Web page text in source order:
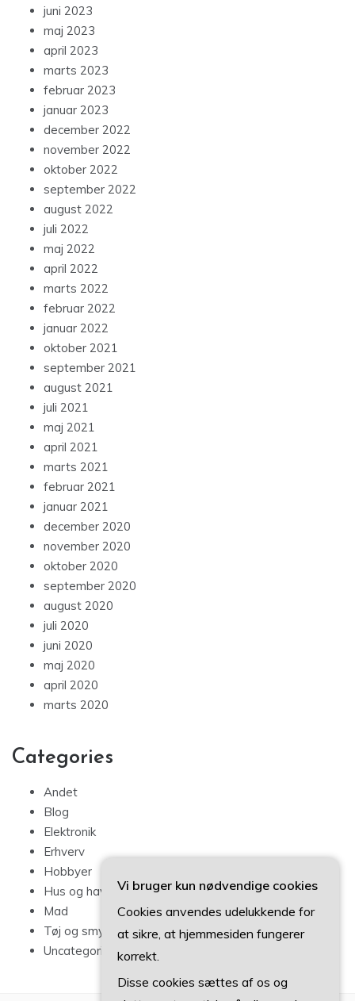
juni 2023
maj 2023
april 2023
marts 2023
februar 2023
januar 2023
december 2022
november 2022
oktober 2022
september 2022
august 2022
juli 2022
maj 2022
april 2022
marts 2022
februar 2022
januar 2022
oktober 2021
september 2021
august 2021
juli 2021
maj 2021
april 2021
marts 2021
februar 2021
januar 2021
december 2020
november 2020
oktober 2020
september 2020
august 2020
juli 2020
juni 2020
maj 2020
april 2020
marts 2020
Categories
Andet
Blog
Elektronik
Erhverv
Hobbyer
Hus og have
Mad
Tøj og smykker
Uncategorized
Vi bruger kun nødvendige cookies
Cookies anvendes udelukkende for
at sikre, at hjemmesiden fungerer
korrekt.
Disse cookies sættes af os og